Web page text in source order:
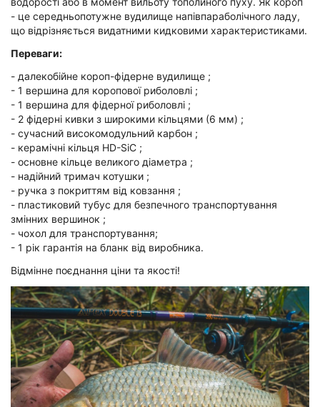
- це середньопотужне вудилище напівпараболічного ладу,
що відрізняється видатними кидковими характеристиками.
Переваги:
- далекобійне короп-фідерне вудилище ;
- 1 вершина для коропової риболовлі ;
- 1 вершина для фідерної риболовлі ;
- 2 фідерні кивки з широкими кільцями (6 мм) ;
- сучасний високомодульний карбон ;
- керамічні кільця HD-SiC ;
- основне кільце великого діаметра ;
- надійний тримач котушки ;
- ручка з покриттям від ковзання ;
- пластиковий тубус для безпечного транспортування
змінних вершинок ;
- чохол для транспортування;
- 1 рік гарантія на бланк від виробника.
Відмінне поєднання ціни та якості!